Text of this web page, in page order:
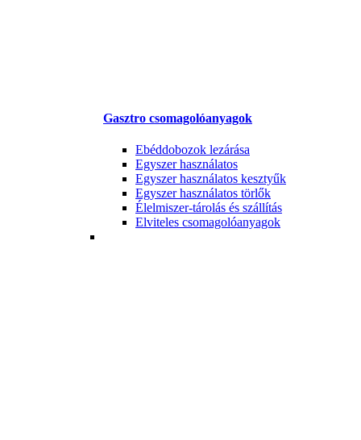
Gasztro csomagolóanyagok
Ebéddobozok lezárása
Egyszer használatos
Egyszer használatos kesztyűk
Egyszer használatos törlők
Élelmiszer-tárolás és szállítás
Elviteles csomagolóanyagok